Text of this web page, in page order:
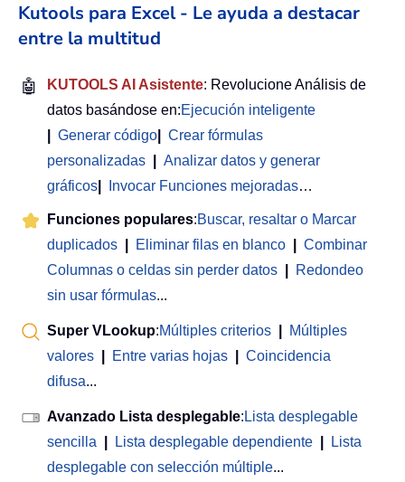
Kutools para Excel - Le ayuda a destacar
entre la multitud
🤖 KUTOOLS AI Asistente: Revolucione Análisis de
datos basándose en:Ejecución inteligente
Generar código
Crear fórmulas
personalizadas
Analizar datos y generar
gráficos
Invocar Funciones mejoradas…
Funciones populares:Buscar, resaltar o Marcar
duplicados
Eliminar filas en blanco
Combinar
Columnas o celdas sin perder datos
Redondeo
sin usar fórmulas...
Super VLookup:Múltiples criterios
Múltiples
valores
Entre varias hojas
Coincidencia
difusa...
Avanzado Lista desplegable: Lista desplegable
sencilla
Lista desplegable dependiente
Lista
desplegable con selección múltiple...